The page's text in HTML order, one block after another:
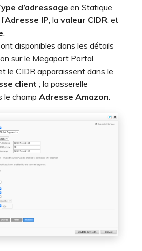
d’adressage en Statique
Adresse IP, la valeur CIDR, et
.
disponibles dans les détails
sur le Megaport Portal.
le CIDR apparaissent dans le
client ; la passerelle
le champ Adresse Amazon.